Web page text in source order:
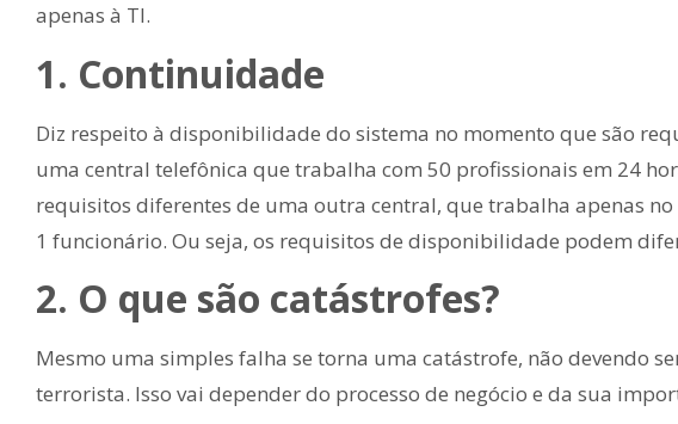
apenas à TI.
1. Continuidade
Diz respeito à disponibilidade do sistema no momento que são
uma central telefônica que trabalha com 50 profissionais em 24
requisitos diferentes de uma outra central, que trabalha apenas
1 funcionário. Ou seja, os requisitos de disponibilidade podem
2. O que são catástrofes?
Mesmo uma simples falha se torna uma catástrofe, não devendo
terrorista. Isso vai depender do processo de negócio e da sua